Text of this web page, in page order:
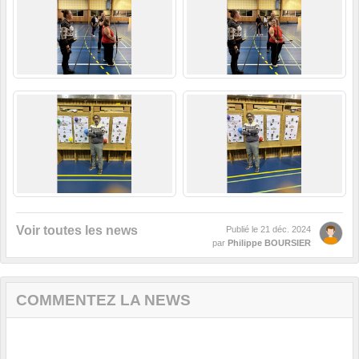
Voir toutes les news Publié le 21 déc. 2024
par Philippe BOURSIER
COMMENTEZ LA NEWS